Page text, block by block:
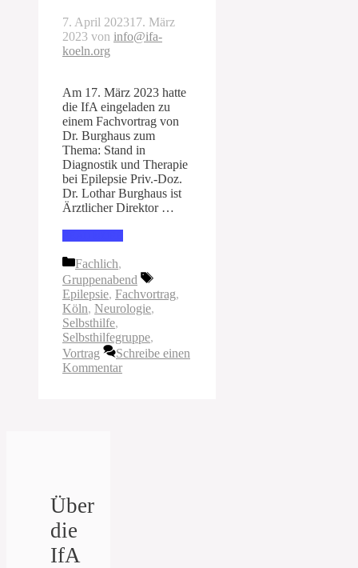
7. April 202317. März
2023 von info@ifa-
koeln.org
Am 17. März 2023 hatte
die IfA eingeladen zu
einem Fachvortrag von
Dr. Burghaus zum
Thema: Stand in
Diagnostik und Therapie
bei Epilepsie Priv.-Doz.
Dr. Lothar Burghaus ist
Ärztlicher Direktor …
Kategorien
Fachlich,
Gruppenabend
Schlagwörter
Epilepsie, Fachvortrag,
Köln, Neurologie,
Selbsthilfe,
Selbsthilfegruppe,
Vortrag
Schreibe einen
Kommentar
Über
die
IfA